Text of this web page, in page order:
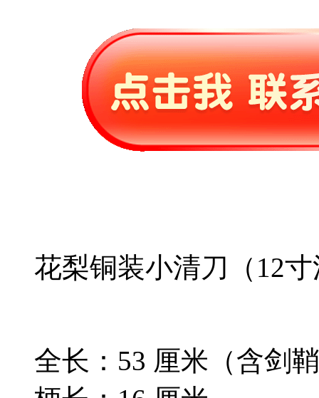
花梨铜装小清刀（12
全长：53 厘米（含剑